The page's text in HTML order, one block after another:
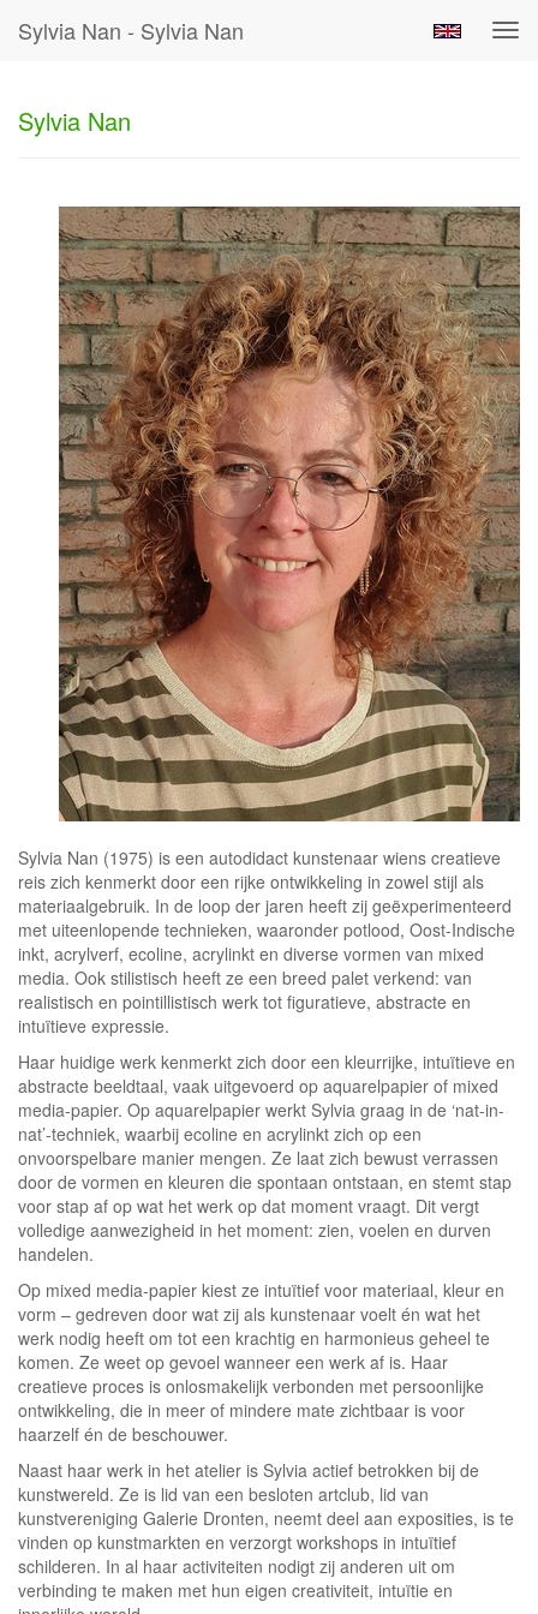
Sylvia Nan - Sylvia Nan
Sylvia Nan
Sylvia Nan (1975) is een autodidact kunstenaar wiens creatieve
reis zich kenmerkt door een rijke ontwikkeling in zowel stijl als
materiaalgebruik. In de loop der jaren heeft zij geëxperimenteerd
met uiteenlopende technieken, waaronder potlood, Oost-Indische
inkt, acrylverf, ecoline, acrylinkt en diverse vormen van mixed
media. Ook stilistisch heeft ze een breed palet verkend: van
realistisch en pointillistisch werk tot figuratieve, abstracte en
intuïtieve expressie.
Haar huidige werk kenmerkt zich door een kleurrijke, intuïtieve en
abstracte beeldtaal, vaak uitgevoerd op aquarelpapier of mixed
media-papier. Op aquarelpapier werkt Sylvia graag in de ‘nat-in-
nat’-techniek, waarbij ecoline en acrylinkt zich op een
onvoorspelbare manier mengen. Ze laat zich bewust verrassen
door de vormen en kleuren die spontaan ontstaan, en stemt stap
voor stap af op wat het werk op dat moment vraagt. Dit vergt
volledige aanwezigheid in het moment: zien, voelen en durven
handelen.
Op mixed media-papier kiest ze intuïtief voor materiaal, kleur en
vorm – gedreven door wat zij als kunstenaar voelt én wat het
werk nodig heeft om tot een krachtig en harmonieus geheel te
komen. Ze weet op gevoel wanneer een werk af is. Haar
creatieve proces is onlosmakelijk verbonden met persoonlijke
ontwikkeling, die in meer of mindere mate zichtbaar is voor
haarzelf én de beschouwer.
Naast haar werk in het atelier is Sylvia actief betrokken bij de
kunstwereld. Ze is lid van een besloten artclub, lid van
kunstvereniging Galerie Dronten, neemt deel aan exposities, is te
vinden op kunstmarkten en verzorgt workshops in intuïtief
schilderen. In al haar activiteiten nodigt zij anderen uit om
verbinding te maken met hun eigen creativiteit, intuïtie en